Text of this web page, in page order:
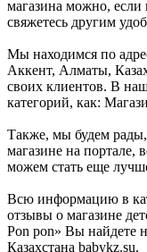
магазина можно, если
свяжетесь другим
Мы находимся по
Аккент, Алматы,
своих клиентов. В
категорий, как:
Также, мы будем
магазине на портале,
можем стать еще
Всю информацию в
отзывы о магазине
Pon pon» Вы найдете
Казахстана babykz.su.